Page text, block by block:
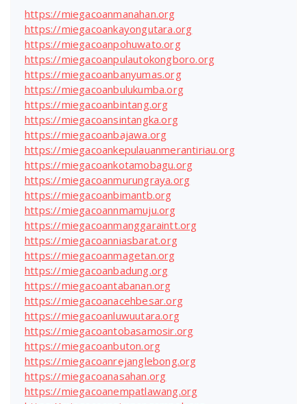
https://miegacoanmanahan.org
https://miegacoankayongutara.org
https://miegacoanpohuwato.org
https://miegacoanpulautokongboro.org
https://miegacoanbanyumas.org
https://miegacoanbulukumba.org
https://miegacoanbintang.org
https://miegacoansintangka.org
https://miegacoanbajawa.org
https://miegacoankepulauanmerantiriau.org
https://miegacoankotamobagu.org
https://miegacoanmurungraya.org
https://miegacoanbimantb.org
https://miegacoannmamuju.org
https://miegacoanmanggaraintt.org
https://miegacoanniasbarat.org
https://miegacoanmagetan.org
https://miegacoanbadung.org
https://miegacoantabanan.org
https://miegacoanacehbesar.org
https://miegacoanluwuutara.org
https://miegacoantobasamosir.org
https://miegacoanbuton.org
https://miegacoanrejanglebong.org
https://miegacoanasahan.org
https://miegacoanempatlawang.org